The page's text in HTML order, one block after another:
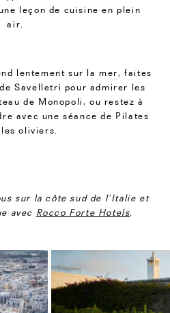
leçon de cuisine en plein
air.
lentement sur la mer, faites
Savelletri pour admirer les
de Monopoli, ou restez à
avec une séance de Pilates
oliviers.
sur la côte sud de l’Italie et
avec Rocco Forte Hotels.